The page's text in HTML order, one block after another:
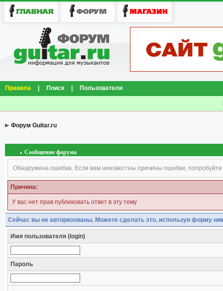
Правила Поиск Пользователи
Форум Guitar.ru
Сообщение форума
Обнаружена ошибка. Если вам неизвестны причины ошибки, попробуйте
Причина:
У вас нет прав публиковать ответ в эту тему
Сейчас вы не авторизованы. Можете сделать это, используя форму
Имя пользователя (login)
Пароль